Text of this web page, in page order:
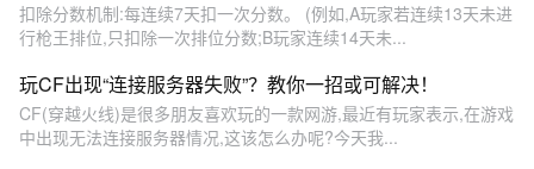
扣除分数机制:每连续7天扣一次分数。 (例如,A玩家若连续13天未进
行枪王排位,只扣除一次排位分数;B玩家连续14天未...
玩CF出现“连接服务器失败”？教你一招或可解决！
CF(穿越火线)是很多朋友喜欢玩的一款网游,最近有玩家表示,在游戏
中出现无法连接服务器情况,这该怎么办呢?今天我...